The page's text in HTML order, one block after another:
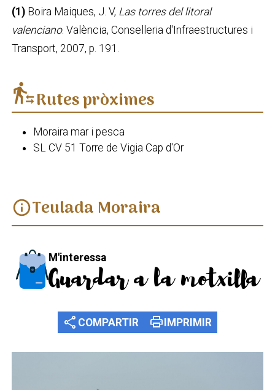
(1) Boira Maiques, J. V, Las torres del litoral
valenciano. València, Conselleria d'Infraestructures i
Transport, 2007, p. 191.
transfer_within_a_stationRutes pròximes
Moraira mar i pesca
SL CV 51 Torre de Vigia Cap d'Or
infoTeulada Moraira
M'interessa
Guardar a la motxilla
share COMPARTIR printIMPRIMIR